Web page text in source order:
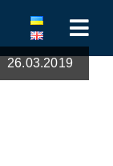
26.03.2019